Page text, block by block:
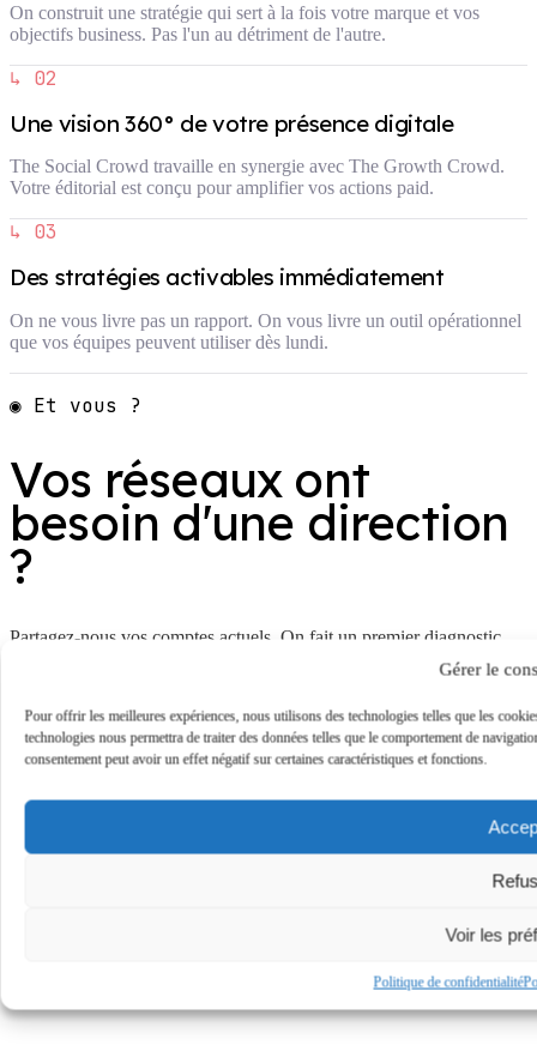
Gérer le
Pour offrir les meilleures expériences, nous utilisons des technologies telles que les
technologies nous permettra de traiter des données telles que le comportement de
consentement peut avoir un effet négatif sur certaines caractéristiques et fonctions.
Voir les
Politique de confidentialité
On construit une stratégie qui sert à la fois votre marque et vos
objectifs business. Pas l'un au détriment de l'autre.
↳ 02
Une vision 360° de votre présence digitale
The Social Crowd travaille en synergie avec The Growth Crowd.
Votre éditorial est conçu pour amplifier vos actions paid.
↳ 03
Des stratégies activables immédiatement
On ne vous livre pas un rapport. On vous livre un outil opérationnel
que vos équipes peuvent utiliser dès lundi.
◉ Et vous ?
Vos réseaux ont
besoin d'une direction
?
Partagez-nous vos comptes actuels. On fait un premier diagnostic